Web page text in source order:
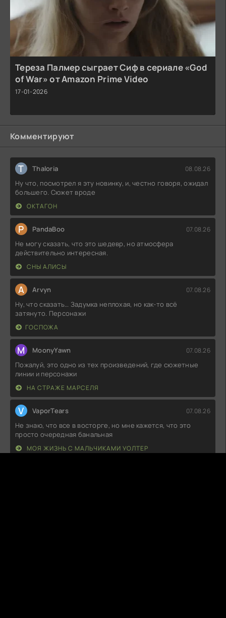
Тереза Палмер сыграет Сиф в сериале «God
of War» от Amazon Prime Video
17-01-2026
Комментируют
T Thaloria 08.08.26
Ну что, посмотрел я эту новинку, и, честно говоря, ожидал
большего. Сюжет вроде
ОКТАГОН
P PandaBoo 07.08.26
Не могу сказать, что это шедевр, но атмосфера
действительно интересная.
СНЫ АЛИСЫ
A Arvyn 07.08.26
Ну, что сказать… Задумка неплохая, но как-то всё
затянуто. Персонажи
ГОСПОЖА
M MoonyYawn 07.08.26
Пожалуй, это одно из тех произведений, где сюжетные
линии и персонажи
НА СТРАЖЕ МАРСЕЛЯ
V VaporTears 07.08.26
Не знаю, что все в восторге, но мне кажется, что это
просто очередная банальная
МОЯ ЖИЗНЬ С МАЛЬЧИКАМИ УОЛТЕР